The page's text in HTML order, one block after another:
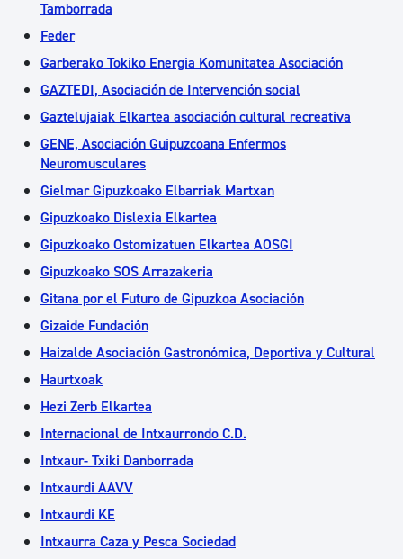
Tamborrada
Feder
Garberako Tokiko Energia Komunitatea Asociación
GAZTEDI, Asociación de Intervención social
Gaztelujaiak Elkartea asociación cultural recreativa
GENE, Asociación Guipuzcoana Enfermos
Neuromusculares
Gielmar Gipuzkoako Elbarriak Martxan
Gipuzkoako Dislexia Elkartea
Gipuzkoako Ostomizatuen Elkartea AOSGI
Gipuzkoako SOS Arrazakeria
Gitana por el Futuro de Gipuzkoa Asociación
Gizaide Fundación
Haizalde Asociación Gastronómica, Deportiva y Cultural
Haurtxoak
Hezi Zerb Elkartea
Internacional de Intxaurrondo C.D.
Intxaur- Txiki Danborrada
Intxaurdi AAVV
Intxaurdi KE
Intxaurra Caza y Pesca Sociedad